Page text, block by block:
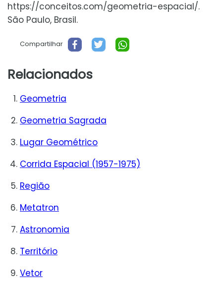
https://conceitos.com/geometria-espacial/.
São Paulo, Brasil.
Compartilhar
Relacionados
Geometria
Geometria Sagrada
Lugar Geométrico
Corrida Espacial (1957-1975)
Região
Metatron
Astronomia
Território
Vetor